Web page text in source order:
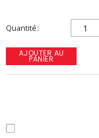
Quantité
AJOUTER AU
PANIER